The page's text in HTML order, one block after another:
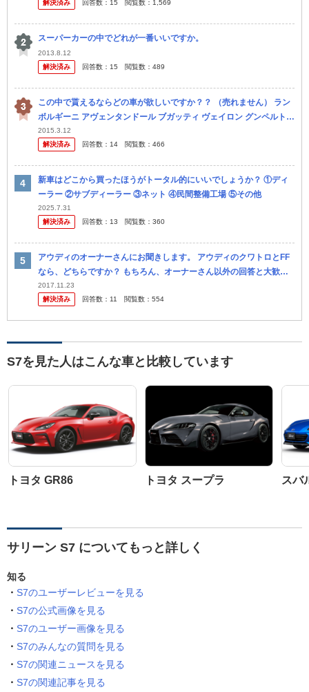
もら...
解決済み 回答数： 15 閲覧数： 1,569
スーパーカーの中でどれが一番いいですか。
2013.8.12
解決済み
回答数： 15 閲覧数： 489
この中で貰えるならどの車が欲しいですか？？ （売れません） ラン
ボルギーニ アヴェンタンドール ブガッティ ヴェイロン グンペルト
アポロ シェルビー アルティメットエアロ パガーニ ...
2015.3.12
解決済み
回答数： 14 閲覧数： 466
新車はどこから買ったほうがトータル的にいいでしょうか？ ①ディ
ーラー ②サブディーラー ③ネット ④民間整備工場 ⑤その他
2025.7.31
解決済み
回答数： 13 閲覧数： 360
アウディのオーナーさんにお聞きします。 アウディのクワトロとFF
なら、どちらですか？ もちろん、オーナーさん以外の回答と大歓迎
です。
2017.11.23
解決済み
回答数： 11 閲覧数： 554
S7を見た人はこんな車と比較しています
トヨタ GR86 トヨタ スープラ スバ
サリーン S7 についてもっと詳しく
知る
S7のユーザーレビューを見る
S7の公式画像を見る
S7のユーザー画像を見る
S7のみんなの質問を見る
S7の関連ニュースを見る
S7の関連記事を見る